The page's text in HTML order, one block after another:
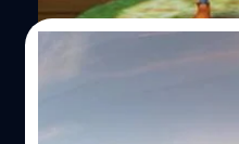
เมพขิงๆ! นักบินแด
ปล่อยขีปนาวุธ